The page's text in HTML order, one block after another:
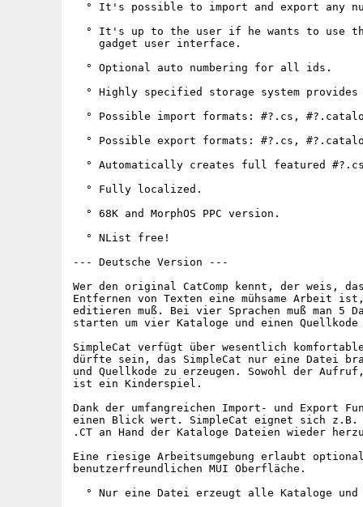
° It's possible to import and export any
° It's up to the user if he wants to use
    gadget user interface.
  ° Optional auto numbering for all ids.
° Highly specified storage system
° Possible import formats: #?.cs,
° Possible export formats: #?.cs,
° Automatically creates full featured
  ° Fully localized.
  ° 68K and MorphOS PPC version.
  ° NList free!
--- Deutsche Version ---
Wer den original CatComp kennt, der weis,
Entfernen von Texten eine mühsame Arbeit
editieren muß. Bei vier Sprachen muß man 5
starten um vier Kataloge und einen Quellkode
SimpleCat verfügt über wesentlich
dürfte sein, das SimpleCat nur eine Datei
und Quellkode zu erzeugen. Sowohl der
ist ein Kinderspiel.
Dank der umfangreichen Import- und Export
einen Blick wert. SimpleCat eignet sich z.B.
.CT an Hand der Kataloge Dateien wieder
Eine riesige Arbeitsumgebung erlaubt
benutzerfreundlichen MUI Oberfläche.
° Nur eine Datei erzeugt alle Kataloge und